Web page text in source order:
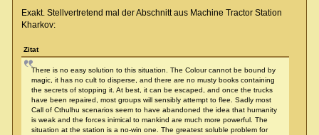
Exakt. Stellvertretend mal der Abschnitt aus Machine Tractor Station
Kharkov:
Zitat
There is no easy solution to this situation. The Colour cannot be bound by
magic, it has no cult to disperse, and there are no musty books containing
the secrets of stopping it. At best, it can be escaped, and once the trucks
have been repaired, most groups will sensibly attempt to flee. Sadly most
Call of Cthulhu scenarios seem to have abandoned the idea that humanity
is weak and the forces inimical to mankind are much more powerful. The
situation at the station is a no-win one. The greatest soluble problem for